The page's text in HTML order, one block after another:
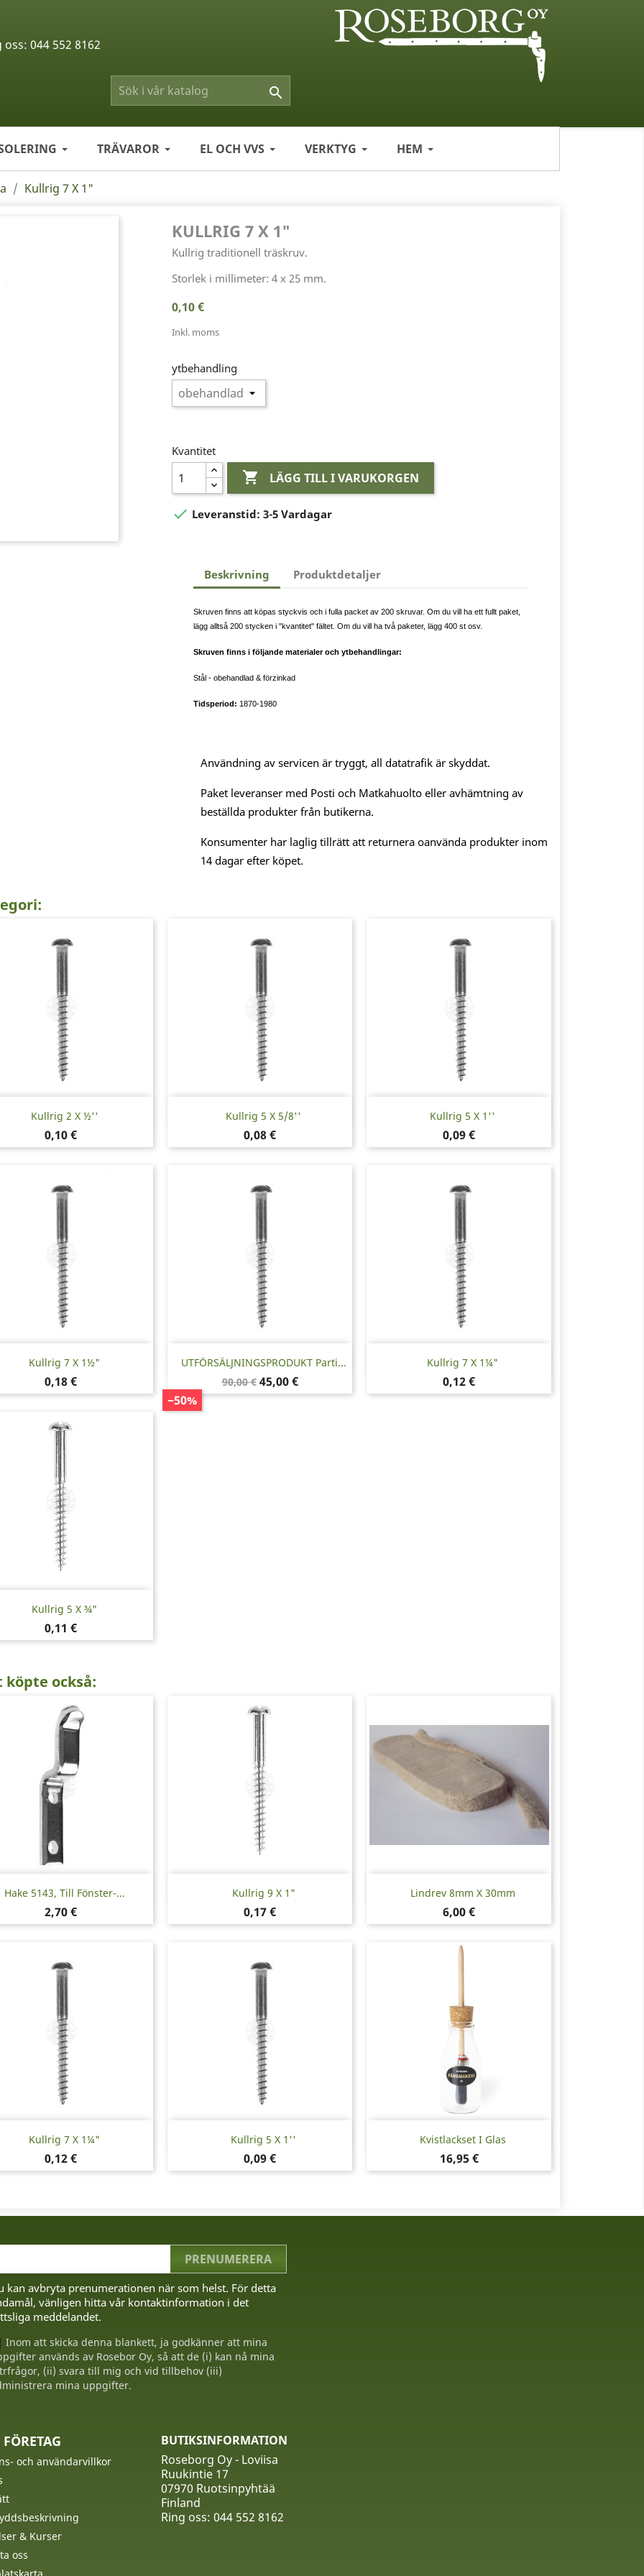

TRÄVAROR EL OCH VVS VERKTYG HEM
oss: 044 552 8162
Kullrig 7 X 1"
KULLRIG 7 X 1"
Kullrig traditionell träskruv.
Storlek i millimeter: 4 x 25 mm.
0,10 €
Inkl. moms
ytbehandling
Kvantitet
 LÄGG TILL I VARUKORGEN
 Leveranstid: 3-5 Vardagar
Beskrivning Produktdetaljer
Skruven finns att köpas styckvis och i fulla packet av 200 skruvar. Om du vill ha ett fullt paket,
lägg alltså 200 stycken i "kvantitet" fältet. Om du vill ha två paketer, lägg 400 st osv.
Skruven finns i följande materialer och ytbehandlingar:
Stål - obehandlad & förzinkad
Tidsperiod: 1870-1980
Användning av servicen är tryggt, all datatrafik är skyddat.
Paket leveranser med Posti och Matkahuolto eller avhämtning av
beställda produkter från butikerna.
Konsumenter har laglig tillrätt att returnera oanvända produkter inom
14 dagar efter köpet.
Kullrig 2 X ½''
Pris
0,10 €
Snabbvy Kullrig 5 X 5/8''
Pris
0,08 €
Snabbvy Kullrig 5 X 1''
Pris
0,09 €
Snabbvy
Kullrig 7 X 1½"
Pris
0,18 €
Snabbvy UTFÖRSÄLJNINGSPRODUKT Parti...
Baspris
90,00 €
−50%
Pris
45,00 €
Snabbvy Kullrig 7 X 1¼"
Pris
0,12 €
Snabbvy
Kullrig 5 X ¾"
Pris
0,11 €
Snabbvy
också:
Hake 5143, Till Fönster-...
Pris
2,70 €
Snabbvy Kullrig 9 X 1"
Pris
0,17 €
Snabbvy Lindrev 8mm X 30mm
Pris
6,00 €
Snabbvy
Kullrig 7 X 1¼"
Pris
0,12 €
Snabbvy Kullrig 5 X 1''
Pris
0,09 €
Snabbvy Kvistlackset I Glas
Pris
16,95 €
Snabbvy
kan avbryta prenumerationen när som helst. För detta
vänligen hitta vår kontaktinformation i det
meddelandet.
Inom att skicka denna blankett, ja godkänner att mina
används av Rosebor Oy, så att de (i) kan nå mina
(ii) svara till mig och vid tillbehov (iii)
mina uppgifter.
och användarvillkor
& Kurser
oss
BUTIKSINFORMATION
Roseborg Oy - Loviisa
Ruukintie 17
07970 Ruotsinpyhtää
Finland
Ring oss: 044 552 8162